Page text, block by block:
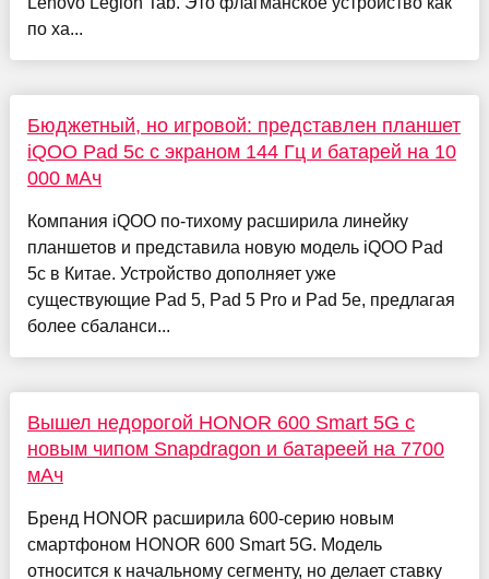
по ха...
Бюджетный, но игровой: представлен планшет
iQOO Pad 5c с экраном 144 Гц и батарей на 10
000 мАч
Компания iQOO по-тихому расширила линейку
планшетов и представила новую модель iQOO Pad
5c в Китае. Устройство дополняет уже
существующие Pad 5, Pad 5 Pro и Pad 5e, предлагая
более сбаланси...
Вышел недорогой HONOR 600 Smart 5G с
новым чипом Snapdragon и батареей на 7700
мАч
Бренд HONOR расширила 600-серию новым
смартфоном HONOR 600 Smart 5G. Модель
относится к начальному сегменту, но делает ставку